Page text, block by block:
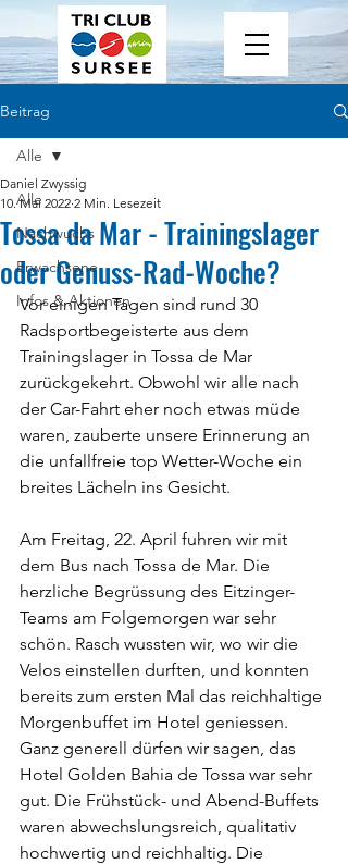
Beitrag
Alle
Nachwuchs
Erwachsene
Infos & Aktionen
Alle
Tossa da Mar - Trainingslager
oder Genuss-Rad-Woche?
Daniel Zwyssig
10. Mai 2022 2 Min. Lesezeit
Vor einigen Tagen sind rund 30
Radsportbegeisterte aus dem
Trainingslager in Tossa de Mar
zurückgekehrt. Obwohl wir alle nach
der Car-Fahrt eher noch etwas müde
waren, zauberte unsere Erinnerung an
die unfallfreie top Wetter-Woche ein
breites Lächeln ins Gesicht.
Am Freitag, 22. April fuhren wir mit
dem Bus nach Tossa de Mar. Die
herzliche Begrüssung des Eitzinger-
Teams am Folgemorgen war sehr
schön. Rasch wussten wir, wo wir die
Velos einstellen durften, und konnten
bereits zum ersten Mal das reichhaltige
Morgenbuffet im Hotel geniessen.
Ganz generell dürfen wir sagen, das
Hotel Golden Bahia de Tossa war sehr
gut. Die Frühstück- und Abend-Buffets
waren abwechslungsreich, qualitativ
hochwertig und reichhaltig. Die